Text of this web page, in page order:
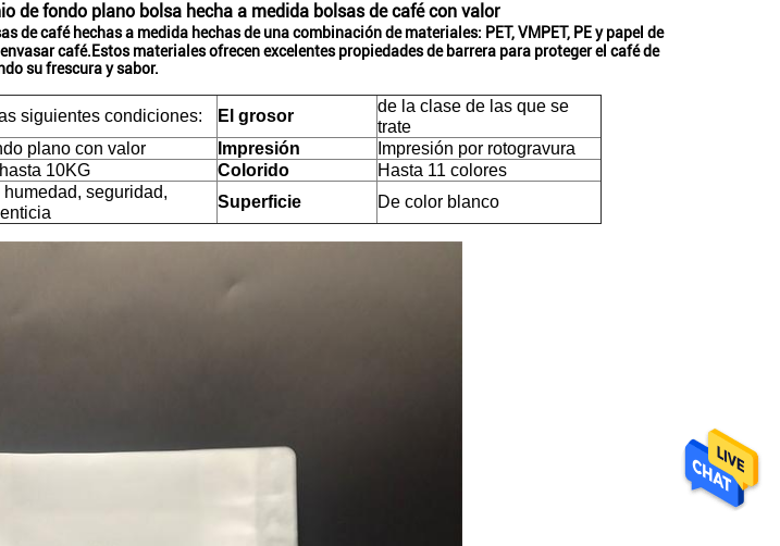
de fondo plano bolsa hecha a medida bolsas de café con valor
de café hechas a medida hechas de una combinación de materiales: PET, VMPET, PE y papel de
café.Estos materiales ofrecen excelentes propiedades de barrera para proteger el café de
su frescura y sabor.
siguientes condiciones: El grosor
de la clase de las que se
trate
plano con valor Impresión
Impresión por rotogravura
10KG Colorido
Hasta 11 colores
seguridad,
Superficie De color blanco